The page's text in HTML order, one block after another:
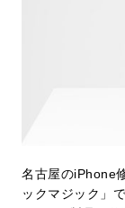
名古屋のiPhone
ックマジック」